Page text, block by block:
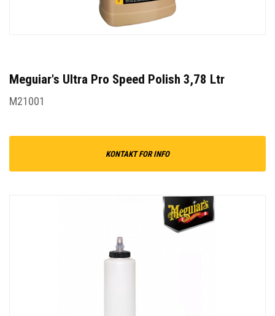
Meguiar's Ultra Pro Speed Polish 3,78 Ltr
M21001
KONTAKT FOR INFO